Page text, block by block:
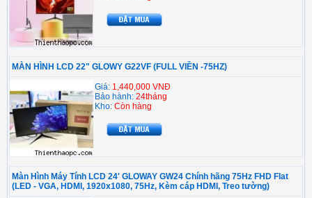
MÀN HÌNH LCD 22" GLOWY G22VF (FULL VIỀN -75HZ)
Giá: 1,440,000 VNĐ
Bảo hành: 24tháng
Kho: Còn hàng
Màn Hình Máy Tính LCD 24' GLOWAY GW24 Chính hãng 75Hz FHD Flat
(LED - VGA, HDMI, 1920x1080, 75Hz, Kèm cáp HDMI, Treo tường)